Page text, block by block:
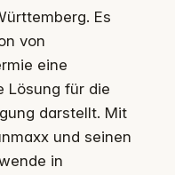
Es
von
eine
Lösung für die
darstellt. Mit
und seinen
in